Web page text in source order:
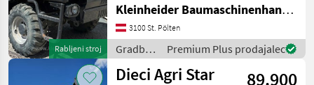
Rabljeni stroj
Differentialsperre. -
Geschlossene Kabine mit
Schiebefenster auf
Motorseite, Doppeltür mit
Öffnun
Kleinheider Baumaschinenhandel GmbH.
3100 St. Pölten
Gradbeni
stroji /
Dieci
Premium Plus prodajalec
Dieci Agri Star
89.900